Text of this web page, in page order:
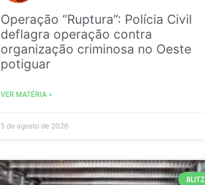
Operação “Ruptura”: Polícia Civil
deflagra operação contra
organização criminosa no Oeste
potiguar
VER MATÉRIA »
5 de agosto de 2026
BLITZ